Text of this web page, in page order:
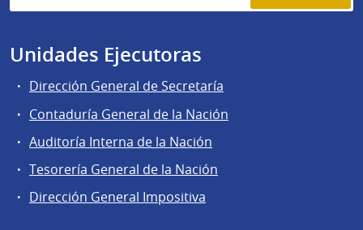
Unidades Ejecutoras
Dirección General de Secretaría
Contaduría General de la Nación
Auditoría Interna de la Nación
Tesorería General de la Nación
Dirección General Impositiva